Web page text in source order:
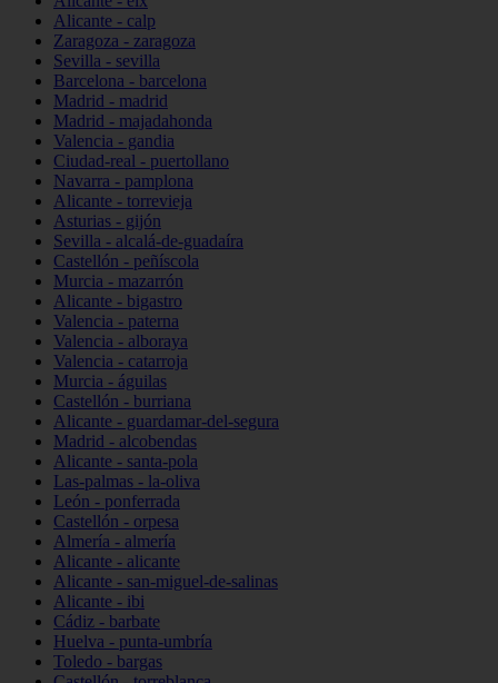
Alicante - calp
Zaragoza - zaragoza
Sevilla - sevilla
Barcelona - barcelona
Madrid - madrid
Madrid - majadahonda
Valencia - gandia
Ciudad-real - puertollano
Navarra - pamplona
Alicante - torrevieja
Asturias - gijón
Sevilla - alcalá-de-guadaíra
Castellón - peñíscola
Murcia - mazarrón
Alicante - bigastro
Valencia - paterna
Valencia - alboraya
Valencia - catarroja
Murcia - águilas
Castellón - burriana
Alicante - guardamar-del-segura
Madrid - alcobendas
Alicante - santa-pola
Las-palmas - la-oliva
León - ponferrada
Castellón - orpesa
Almería - almería
Alicante - alicante
Alicante - san-miguel-de-salinas
Alicante - ibi
Cádiz - barbate
Huelva - punta-umbría
Toledo - bargas